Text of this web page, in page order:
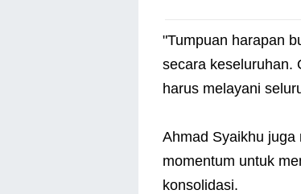
"Tumpuan harapan
secara keseluruhan.
harus melayani
Ahmad Syaikhu juga
momentum untuk
konsolidasi.